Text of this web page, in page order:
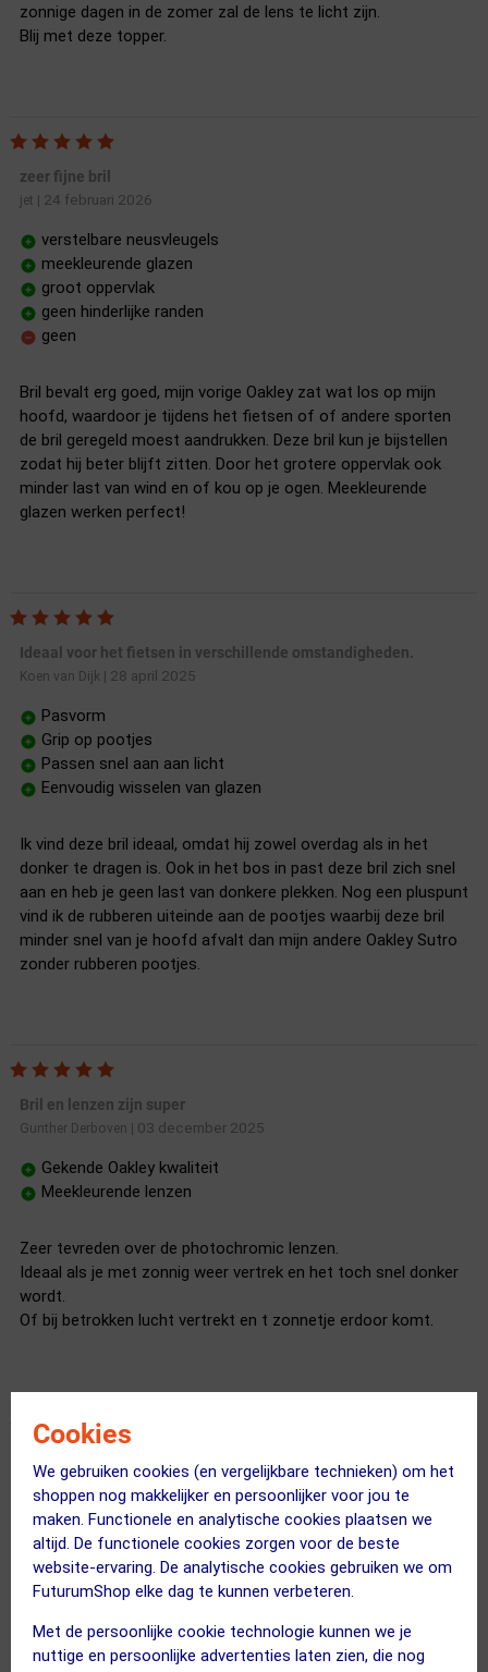
Cookies
We gebruiken cookies (en vergelijkbare technieken) om het
shoppen nog makkelijker en persoonlijker voor jou te
maken. Functionele en analytische cookies plaatsen we
altijd. De functionele cookies zorgen voor de beste
website-ervaring. De analytische cookies gebruiken we om
FuturumShop elke dag te kunnen verbeteren.
Met de persoonlijke cookie technologie kunnen we je
nuttige en persoonlijke advertenties laten zien, die nog
zonnige dagen in de zomer zal de lens te licht zijn.
Blij met deze topper.
zeer fijne bril
jet 24 februari 2026
verstelbare neusvleugels
meekleurende glazen
groot oppervlak
geen hinderlijke randen
geen
Bril bevalt erg goed, mijn vorige Oakley zat wat los op mijn
hoofd, waardoor je tijdens het fietsen of of andere sporten
de bril geregeld moest aandrukken. Deze bril kun je bijstellen
zodat hij beter blijft zitten. Door het grotere oppervlak ook
minder last van wind en of kou op je ogen. Meekleurende
glazen werken perfect!
Ideaal voor het fietsen in verschillende omstandigheden.
Koen van Dijk| 28 april 2025
Pasvorm
Grip op pootjes
Passen snel aan aan licht
Eenvoudig wisselen van glazen
Ik vind deze bril ideaal, omdat hij zowel overdag als in het
donker te dragen is. Ook in het bos in past deze bril zich snel
aan en heb je geen last van donkere plekken. Nog een pluspunt
vind ik de rubberen uiteinde aan de pootjes waarbij deze bril
minder snel van je hoofd afvalt dan mijn andere Oakley Sutro
zonder rubberen pootjes.
Bril en lenzen zijn super
Gunther Derboven 03 december 2025
Gekende Oakley kwaliteit
Meekleurende lenzen
Zeer tevreden over de photochromic lenzen.
Ideaal als je met zonnig weer vertrek en het toch snel donker
wordt.
Of bij betrokken lucht vertrekt en t zonnetje erdoor komt.
10 mei 2025
Helder zicht bij zonlicht
Past zich goed aan bij licht/donker
Zit fijn
Mooi model
wanneer je in het donker rijdt.